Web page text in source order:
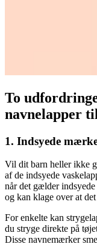
To
navnelapper
1. Indsyede
Vil dit barn heller ikke
af de indsyede
når det gælder
og kan klage over at
For enkelte kan
du stryge direkte på
Disse navnemærker